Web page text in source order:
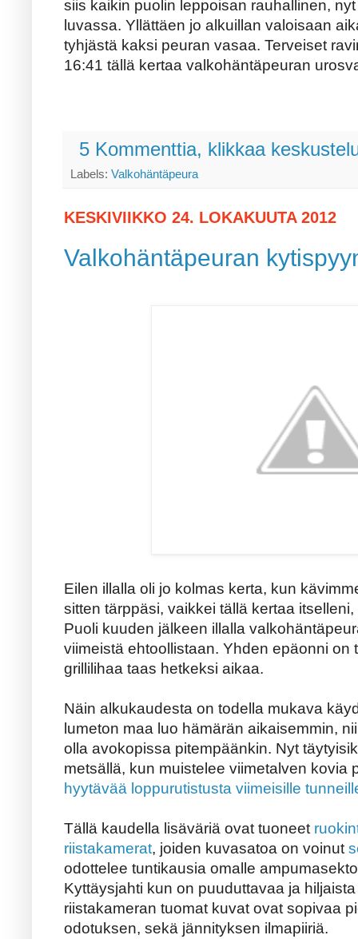
siis kaikin puolin leppoisan rauhallinen,
luvassa. Yllättäen jo alkuillan valoisaan
tyhjästä kaksi peuran vasaa. Terveiset
16:41 tällä kertaa valkohäntäpeuran
5 Kommenttia, klikkaa
Labels: Valkohäntäpeura
KESKIVIIKKO 24. LOKAKUUTA 2012
Valkohäntäpeuran
Eilen illalla oli jo kolmas kerta, kun
sitten tärppäsi, vaikkei tällä kertaa
Puoli kuuden jälkeen illalla
viimeistä ehtoollistaan. Yhden epäonni on
grillilihaa taas hetkeksi aikaa.
Näin alkukaudesta on todella mukava
lumeton maa luo hämärän aikaisemmin,
olla avokopissa pitempäänkin. Nyt
metsällä, kun muistelee viimetalven kovia
hyytävää loppurutistusta viimeisille
Tällä kaudella lisäväriä ovat tuoneet
riistakamerat, joiden kuvasatoa on voinut
odottelee tuntikausia omalle
Kyttäysjahti kun on puuduttavaa ja
riistakameran tuomat kuvat ovat sopivaa
odotuksen, sekä jännityksen ilmapiiriä.